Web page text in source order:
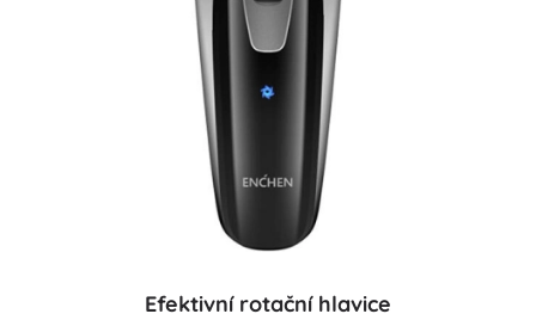
Efektivní rotační hlavice